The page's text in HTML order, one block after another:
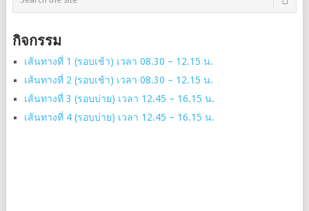
กิจกรรม
เส้นทางที่ 1 (รอบเช้า) เวลา 08.30 – 12.15 น.
เส้นทางที่ 2 (รอบเช้า) เวลา 08.30 – 12.15 น.
เส้นทางที่ 3 (รอบบ่าย) เวลา 12.45 – 16.15 น.
เส้นทางที่ 4 (รอบบ่าย) เวลา 12.45 – 16.15 น.